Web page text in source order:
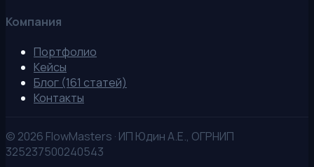
Компания
Портфолио
Кейсы
Блог (161 статей)
Контакты
© 2026 FlowMasters · ИП Юдин А.Е., ОГРНИП
325237500240543